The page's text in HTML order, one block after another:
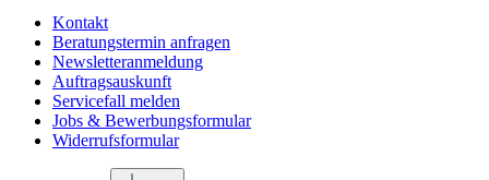
Kontakt
Beratungstermin anfragen
Newsletteranmeldung
Auftragsauskunft
Servicefall melden
Jobs & Bewerbungsformular
Widerrufsformular